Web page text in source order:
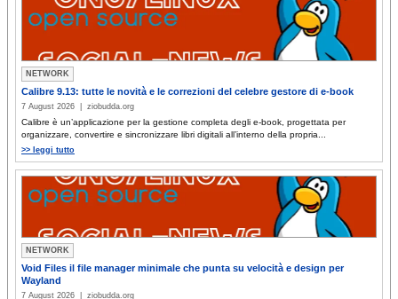
NETWORK
Calibre 9.13: tutte le novità e le correzioni del celebre gestore di e-book
7 August 2026 | ziobudda.org
Calibre è un’applicazione per la gestione completa degli e‑book, progettata per
organizzare, convertire e sincronizzare libri digitali all’interno della propria...
>> leggi tutto
NETWORK
Void Files il file manager minimale che punta su velocità e design per
Wayland
7 August 2026 | ziobudda.org